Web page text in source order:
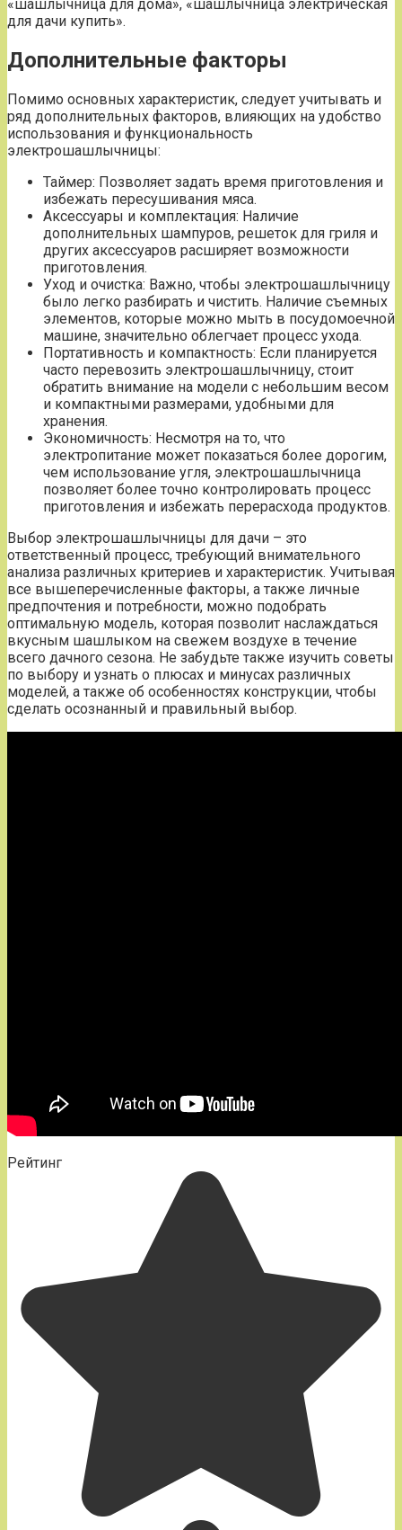
«шашлычница для дома», «шашлычница электрическая
для дачи купить».
Дополнительные факторы
Помимо основных характеристик, следует учитывать и
ряд дополнительных факторов, влияющих на удобство
использования и функциональность
электрошашлычницы:
Таймер: Позволяет задать время приготовления и
избежать пересушивания мяса.
Аксессуары и комплектация: Наличие
дополнительных шампуров, решеток для гриля и
других аксессуаров расширяет возможности
приготовления.
Уход и очистка: Важно, чтобы электрошашлычницу
было легко разбирать и чистить. Наличие съемных
элементов, которые можно мыть в посудомоечной
машине, значительно облегчает процесс ухода.
Портативность и компактность: Если планируется
часто перевозить электрошашлычницу, стоит
обратить внимание на модели с небольшим весом
и компактными размерами, удобными для
хранения.
Экономичность: Несмотря на то, что
электропитание может показаться более дорогим,
чем использование угля, электрошашлычница
позволяет более точно контролировать процесс
приготовления и избежать перерасхода продуктов.
Выбор электрошашлычницы для дачи – это
ответственный процесс, требующий внимательного
анализа различных критериев и характеристик. Учитывая
все вышеперечисленные факторы, а также личные
предпочтения и потребности, можно подобрать
оптимальную модель, которая позволит наслаждаться
вкусным шашлыком на свежем воздухе в течение
всего дачного сезона. Не забудьте также изучить советы
по выбору и узнать о плюсах и минусах различных
моделей, а также об особенностях конструкции, чтобы
сделать осознанный и правильный выбор.
Рейтинг